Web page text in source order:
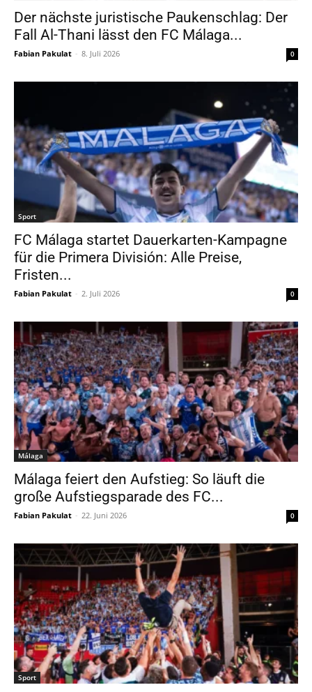
Der nächste juristische Paukenschlag: Der
Fall Al-Thani lässt den FC Málaga...
Fabian Pakulat - 8. Juli 2026 0
Sport
FC Málaga startet Dauerkarten-Kampagne
für die Primera División: Alle Preise,
Fristen...
Fabian Pakulat - 2. Juli 2026 0
Málaga
Málaga feiert den Aufstieg: So läuft die
große Aufstiegsparade des FC...
Fabian Pakulat - 22. Juni 2026 0
Sport